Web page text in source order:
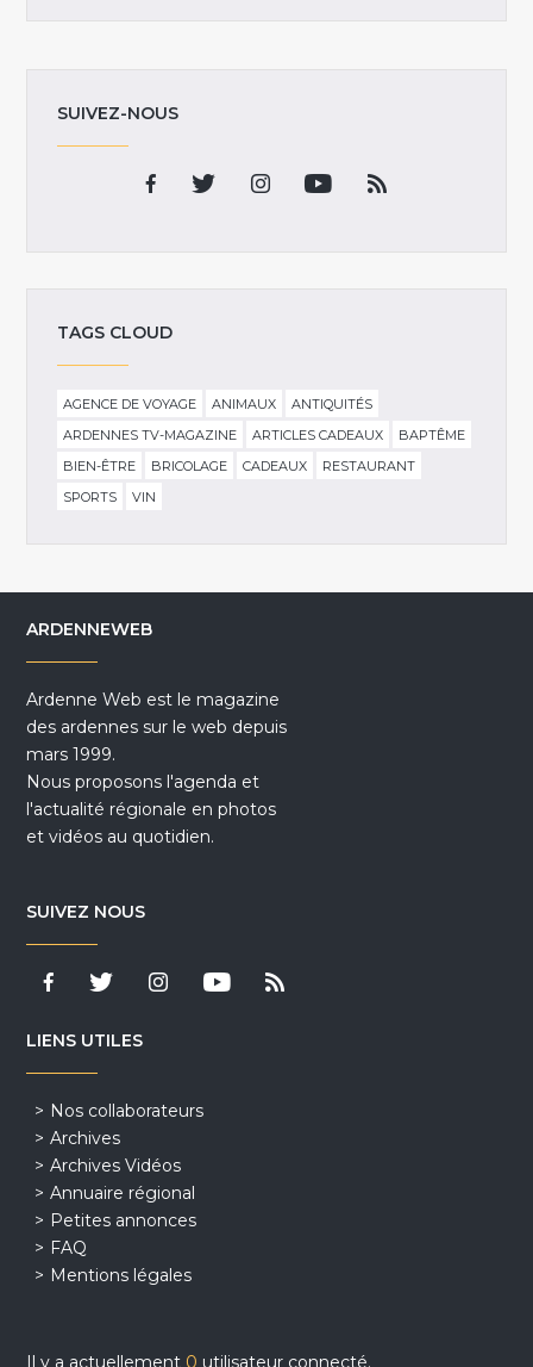
SUIVEZ-NOUS
TAGS CLOUD
AGENCE DE VOYAGE ANIMAUX
ANTIQUITÉS
ARDENNES TV-MAGAZINE
ARTICLES CADEAUX
BAPTÊME
BIEN-ÊTRE
BRICOLAGE CADEAUX
RESTAURANT
SPORTS
VIN
ARDENNEWEB
Ardenne Web est le magazine
des ardennes sur le web depuis
mars 1999.
Nous proposons l'agenda et
l'actualité régionale en photos
et vidéos au quotidien.
SUIVEZ NOUS
LIENS UTILES
Nos collaborateurs
Archives
Archives Vidéos
Annuaire régional
Petites annonces
FAQ
Mentions légales
Il y a actuellement 0 utilisateur connecté.